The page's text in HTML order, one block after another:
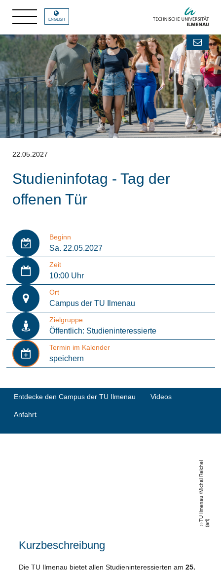
TU Ilmenau/ari
ENGLISH
22.05.2027
Studieninfotag - Tag der
offenen Tür
Beginn
Sa. 22.05.2027
Zeit
10:00 Uhr
Ort
Campus der TU Ilmenau
Zielgruppe
Öffentlich: Studieninteressierte
Termin im Kalender
speichern
Entdecke den Campus der TU Ilmenau Videos
Anfahrt
Kurzbeschreibung
Die TU Ilmenau bietet allen Studieninteressierten am 25.
T
U
Il
m
e
n
a
u
/
Mi
c
h
al
R
ei
c
h
el
(
a
ri
)